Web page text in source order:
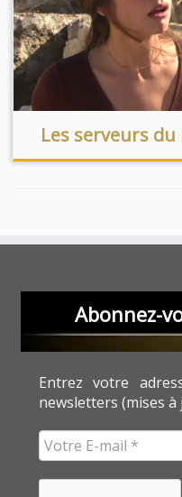
Les serveurs
Abonnez-
Entrez votre
newsletters (mises